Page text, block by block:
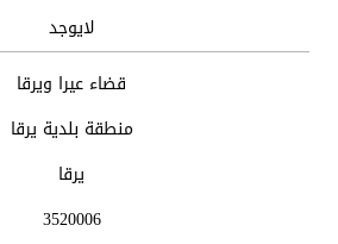
لايوجد
قضاء عيرا ويرقا
منطقة بلدية يرقا
يرقا
3520006